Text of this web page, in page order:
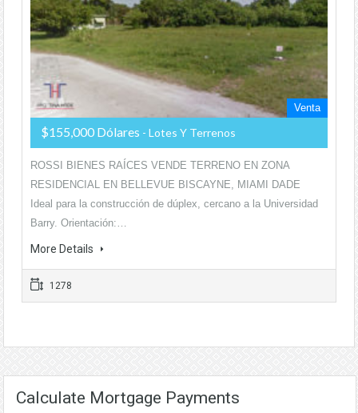
Venta
$155,000 Dólares - Lotes Y Terrenos
ROSSI BIENES RAÍCES VENDE TERRENO EN ZONA
RESIDENCIAL EN BELLEVUE BISCAYNE, MIAMI DADE
Ideal para la construcción de dúplex, cercano a la Universidad
Barry. Orientación:…
More Details
1278
Calculate Mortgage Payments